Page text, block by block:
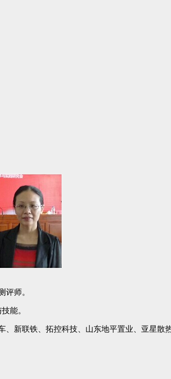
评师。
能。
新联铁、拓控科技、山东地平置业、亚星散